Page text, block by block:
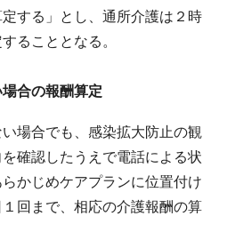
する」とし、通所介護は２時
ることとなる。
合の報酬算定
場合でも、感染拡大防止の観
確認したうえで電話による状
かじめケアプランに位置付け
回まで、相応の介護報酬の算